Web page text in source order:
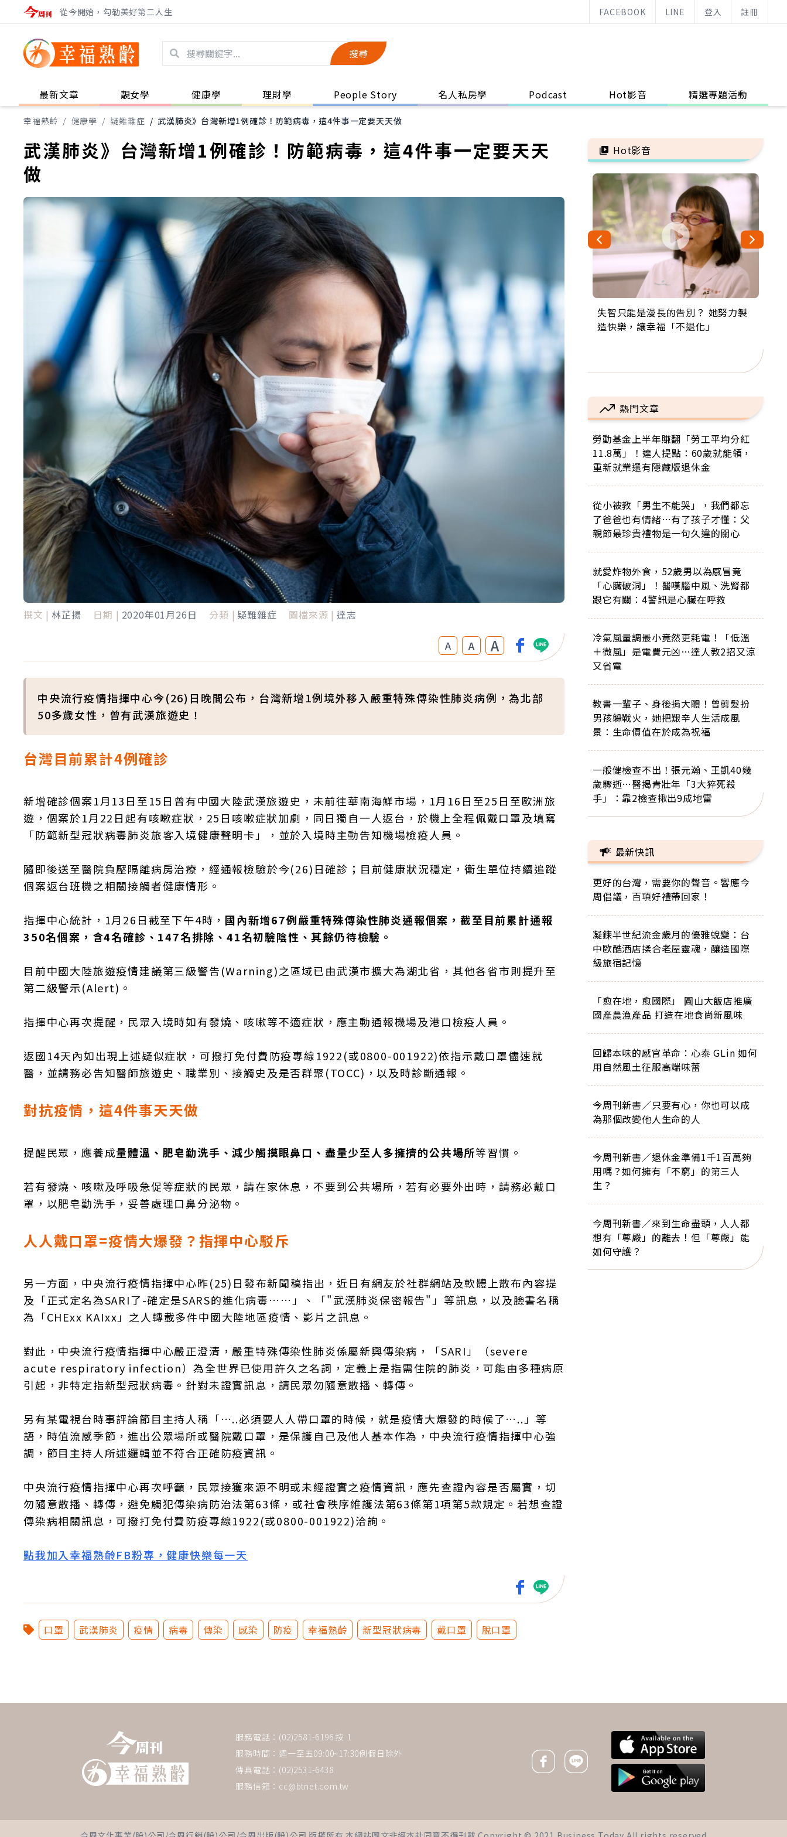
從今開始，勾勒美好第二人生 FACEBOOK LINE 登入 註冊
搜尋
最新文章 靚女學 健康學 理財學 People Story 名人私房學 Podcast Hot影音 精選專題活動
幸福熟齡 / 健康學 / 疑難雜症 / 武漢肺炎》台灣新增1例確診！防範病毒，這4件事一定要天天做
武漢肺炎》台灣新增1例確診！防範病毒，這4件事一定要天天
做
撰文 | 林芷揚 日期 | 2020年01月26日 分類 | 疑難雜症 圖檔來源 | 達志
A A A
中央流行疫情指揮中心今(26)日晚間公布，台灣新增1例境外移入嚴重特殊傳染性肺炎病例，為北部
50多歲女性，曾有武漢旅遊史！
台灣目前累計4例確診
新增確診個案1月13日至15日曾有中國大陸武漢旅遊史，未前往華南海鮮市場，1月16日至25日至歐洲旅
遊，個案於1月22日起有咳嗽症狀，25日咳嗽症狀加劇，同日獨自一人返台，於機上全程佩戴口罩及填寫
「防範新型冠狀病毒肺炎旅客入境健康聲明卡」，並於入境時主動告知機場檢疫人員。
隨即後送至醫院負壓隔離病房治療，經通報檢驗於今(26)日確診；目前健康狀況穩定，衛生單位持續追蹤
個案返台班機之相關接觸者健康情形。
指揮中心統計，1月26日截至下午4時，國內新增67例嚴重特殊傳染性肺炎通報個案，截至目前累計通報
350名個案，含4名確診、147名排除、41名初驗陰性、其餘仍待檢驗。
目前中國大陸旅遊疫情建議第三級警告(Warning)之區域已由武漢市擴大為湖北省，其他各省市則提升至
第二級警示(Alert)。
指揮中心再次提醒，民眾入境時如有發燒、咳嗽等不適症狀，應主動通報機場及港口檢疫人員。
返國14天內如出現上述疑似症狀，可撥打免付費防疫專線1922(或0800-001922)依指示戴口罩儘速就
醫，並請務必告知醫師旅遊史、職業別、接觸史及是否群聚(TOCC)，以及時診斷通報。
對抗疫情，這4件事天天做
提醒民眾，應養成量體溫、肥皂勤洗手、減少觸摸眼鼻口、盡量少至人多擁擠的公共場所等習慣。
若有發燒、咳嗽及呼吸急促等症狀的民眾，請在家休息，不要到公共場所，若有必要外出時，請務必戴口
罩，以肥皂勤洗手，妥善處理口鼻分泌物。
人人戴口罩=疫情大爆發？指揮中心駁斥
另一方面，中央流行疫情指揮中心昨(25)日發布新聞稿指出，近日有網友於社群網站及軟體上散布內容提
及「正式定名為SARI了-確定是SARS的進化病毒……」、「"武漢肺炎保密報告"」等訊息，以及臉書名稱
為「CHExx KAIxx」之人轉載多件中國大陸地區疫情、影片之訊息。
對此，中央流行疫情指揮中心嚴正澄清，嚴重特殊傳染性肺炎係屬新興傳染病，「SARI」（severe
acute respiratory infection）為全世界已使用許久之名詞，定義上是指需住院的肺炎，可能由多種病原
引起，非特定指新型冠狀病毒。針對未證實訊息，請民眾勿隨意散播、轉傳。
另有某電視台時事評論節目主持人稱「…..必須要人人帶口罩的時候，就是疫情大爆發的時候了…..」等
語，時值流感季節，進出公眾場所或醫院戴口罩，是保護自己及他人基本作為，中央流行疫情指揮中心強
調，節目主持人所述邏輯並不符合正確防疫資訊。
中央流行疫情指揮中心再次呼籲，民眾接獲來源不明或未經證實之疫情資訊，應先查證內容是否屬實，切
勿隨意散播、轉傳，避免觸犯傳染病防治法第63條，或社會秩序維護法第63條第1項第5款規定。若想查證
傳染病相關訊息，可撥打免付費防疫專線1922(或0800-001922)洽詢。
點我加入幸福熟齡FB粉專，健康快樂每一天
下一則 ＋
確診！網傳維他命C、蜂
蜜檸檬有防護效果？十大
Q&A解析
口罩 武漢肺炎 疫情 病毒 傳染 感染 防疫 幸福熟齡 新型冠狀病毒 戴口罩 脫口罩
Hot影音
失智只能是漫長的告別？ 她努力製
造快樂，讓幸福「不退化」
來自剛果的巧克力神父 為台灣奉獻
36年 「台灣是我的家，我連作夢都
63歲卸矽谷副總、搬回台灣找快
樂！「蛋黃哥小丑」走進安養院，
104歲打破金氏世界紀錄 成為全球
最年長羽球選手，分享長壽的秘密
事業巔峰他選擇追夢…黑手阿伯拉
小提琴還登上小巨蛋！連CNN都大
熱門文章
勞動基金上半年賺翻「勞工平均分紅
11.8萬」！達人提點：60歲就能領，
重新就業還有隱藏版退休金
從小被教「男生不能哭」，我們都忘
了爸爸也有情緒…有了孩子才懂：父
親節最珍貴禮物是一句久違的關心
就愛炸物外食，52歲男以為感冒竟
「心臟破洞」！醫嘆腦中風、洗腎都
跟它有關：4警訊是心臟在呼救
冷氣風量調最小竟然更耗電！「低溫
＋微風」是電費元凶…達人教2招又涼
又省電
教書一輩子、身後捐大體！曾剪髮扮
男孩躲戰火，她把艱辛人生活成風
景：生命價值在於成為祝福
一般健檢查不出！張元瀚、王凱40幾
歲驟逝…醫揭青壯年「3大猝死殺
手」：靠2檢查揪出9成地雷
最新快訊
更好的台灣，需要你的聲音。響應今
周倡議，百項好禮帶回家！
凝鍊半世紀流金歲月的優雅蛻變：台
中歐酷酒店揉合老屋靈魂，釀造國際
級旅宿記憶
「愈在地，愈國際」 圓山大飯店推廣
國產農漁產品 打造在地食尚新風味
回歸本味的感官革命：心泰 GLin 如何
用自然風土征服高端味蕾
今周刊新書／只要有心，你也可以成
為那個改變他人生命的人
今周刊新書／退休金準備1千1百萬夠
用嗎？如何擁有「不窮」的第三人
生？
今周刊新書／來到生命盡頭，人人都
想有「尊嚴」的離去！但「尊嚴」能
如何守護？
服務電話：(02)2581-6196 按 1
服務時間：週一至五09:00~17:30例假日除外
傳真電話：(02)2531-6438
服務信箱： cc@btnet.com.tw
Facebook icon
Line icon